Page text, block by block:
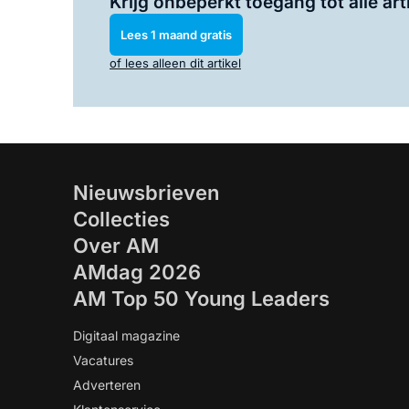
Lees 1 maand gratis
of lees alleen dit artikel
Nieuwsbrieven
Collecties
Over AM
AMdag 2026
AM Top 50 Young Leaders
Digitaal magazine
Vacatures
Adverteren